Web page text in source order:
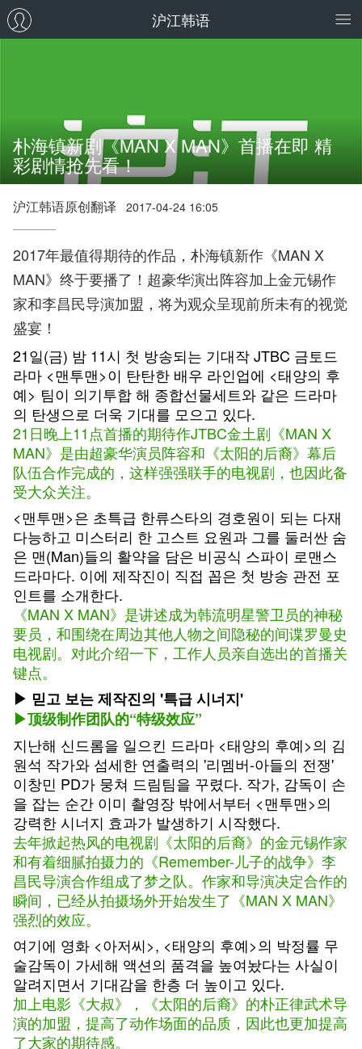
沪江韩语
朴海镇新剧《MAN X MAN》首播在即 精
彩剧情抢先看！
沪江韩语原创翻译 2017-04-24 16:05
2017年最值得期待的作品，朴海镇新作《MAN X
MAN》终于要播了！超豪华演出阵容加上金元锡作
家和李昌民导演加盟，将为观众呈现前所未有的视觉
盛宴！
21일(금) 밤 11시 첫 방송되는 기대작 JTBC 금토드
라마 <맨투맨>이 탄탄한 배우 라인업에 <태양의 후
예> 팀이 의기투합 해 종합선물세트와 같은 드라마
의 탄생으로 더욱 기대를 모으고 있다.
21日晚上11点首播的期待作JTBC金土剧《MAN X
MAN》是由超豪华演员阵容和《太阳的后裔》幕后
队伍合作完成的，这样强强联手的电视剧，也因此备
受大众关注。
<맨투맨>은 초특급 한류스타의 경호원이 되는 다재
다능하고 미스터리 한 고스트 요원과 그를 둘러싼 숨
은 맨(Man)들의 활약을 담은 비공식 스파이 로맨스
드라마다. 이에 제작진이 직접 꼽은 첫 방송 관전 포
인트를 소개한다.
《MAN X MAN》是讲述成为韩流明星警卫员的神秘
要员，和围绕在周边其他人物之间隐秘的间谍罗曼史
电视剧。对此介绍一下，工作人员亲自选出的首播关
键点。
▶ 믿고 보는 제작진의 '특급 시너지'
▶顶级制作团队的“特级效应”
지난해 신드롬을 일으킨 드라마 <태양의 후예>의 김
원석 작가와 섬세한 연출력의 '리멤버-아들의 전쟁'
이창민 PD가 뭉쳐 드림팀을 꾸렸다. 작가, 감독이 손
을 잡는 순간 이미 촬영장 밖에서부터 <맨투맨>의
강력한 시너지 효과가 발생하기 시작했다.
去年掀起热风的电视剧《太阳的后裔》的金元锡作家
和有着细腻拍摄力的《Remember-儿子的战争》李
昌民导演合作组成了梦之队。作家和导演决定合作的
瞬间，已经从拍摄场外开始发生了《MAN X MAN》
强烈的效应。
여기에 영화 <아저씨>, <태양의 후예>의 박정률 무
술감독이 가세해 액션의 품격을 높여놨다는 사실이
알려지면서 기대감을 한층 더 높이고 있다.
加上电影《大叔》，《太阳的后裔》的朴正律武术导
演的加盟，提高了动作场面的品质，因此也更加提高
了大家的期待感。